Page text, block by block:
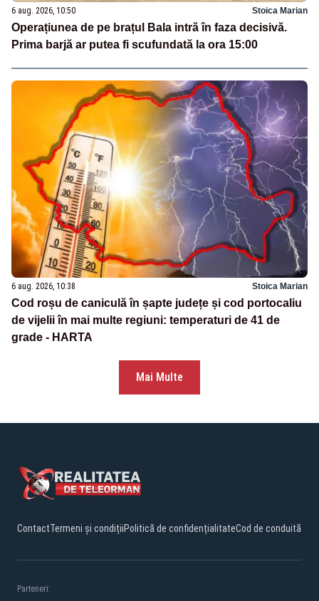
6 aug. 2026, 10:50 Stoica Marian
Operațiunea de pe brațul Bala intră în faza decisivă.
Prima barjă ar putea fi scufundată la ora 15:00
6 aug. 2026, 10:38 Stoica Marian
Cod roșu de caniculă în șapte județe și cod portocaliu
de vijelii în mai multe regiuni: temperaturi de 41 de
grade - HARTA
Mai Multe
ContactTermeni și condițiiPolitică de confidențialitateCod de conduită
Parteneri: